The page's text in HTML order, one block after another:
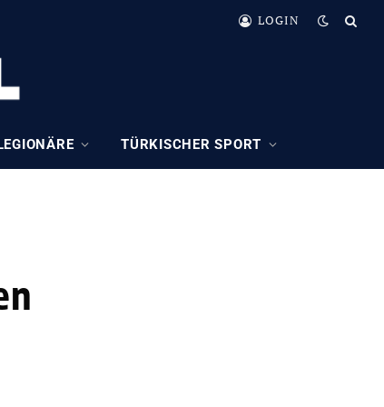
LOGIN
TÜRKISCHER SPORT